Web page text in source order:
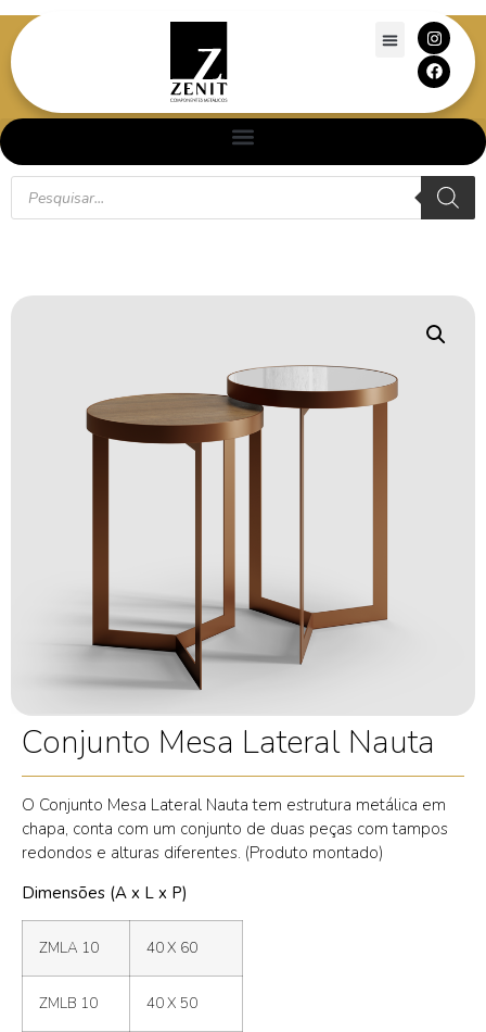
Conjunto Mesa Lateral Nauta
O Conjunto Mesa Lateral Nauta tem estrutura metálica em
chapa, conta com um conjunto de duas peças com tampos
redondos e alturas diferentes. (Produto montado)
Dimensões (A x L x P)
ZMLA 10 40 X 60
ZMLB 10 40 X 50